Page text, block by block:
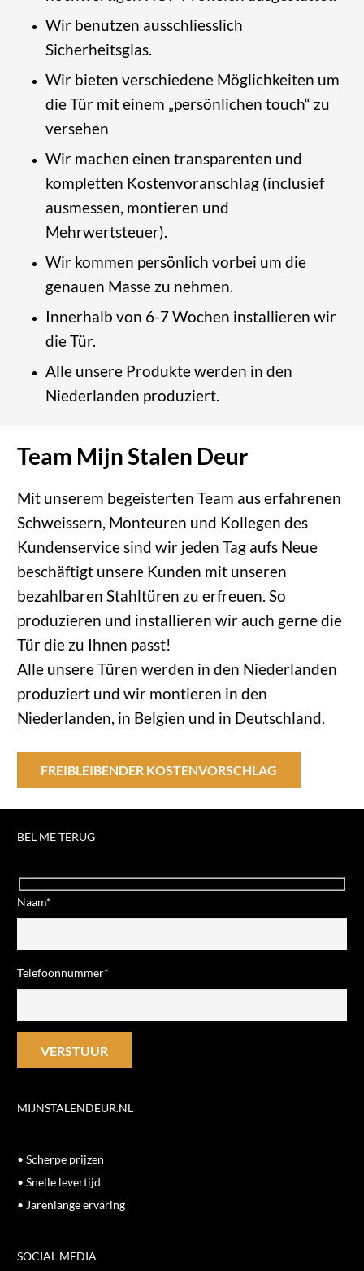
Wir benutzen ausschliesslich
Sicherheitsglas.
Wir bieten verschiedene Möglichkeiten um
die Tür mit einem „persönlichen touch“ zu
versehen
Wir machen einen transparenten und
kompletten Kostenvoranschlag (inclusief
ausmessen, montieren und
Mehrwertsteuer).
Wir kommen persönlich vorbei um die
genauen Masse zu nehmen.
Innerhalb von 6-7 Wochen installieren wir
die Tür.
Alle unsere Produkte werden in den
Niederlanden produziert.
Team Mijn Stalen Deur
Mit unserem begeisterten Team aus erfahrenen
Schweissern, Monteuren und Kollegen des
Kundenservice sind wir jeden Tag aufs Neue
beschäftigt unsere Kunden mit unseren
bezahlbaren Stahltüren zu erfreuen. So
produzieren und installieren wir auch gerne die
Tür die zu Ihnen passt!
Alle unsere Türen werden in den Niederlanden
produziert und wir montieren in den
Niederlanden, in Belgien und in Deutschland.
FREIBLEIBENDER KOSTENVORSCHLAG
BEL ME TERUG
Naam*
Telefoonnummer*
MIJNSTALENDEUR.NL
• Scherpe prijzen
• Snelle levertijd
• Jarenlange ervaring
SOCIAL MEDIA